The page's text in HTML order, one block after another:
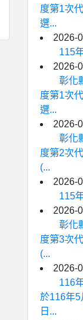
度第1次
選...
2026-
115
2026-
彰化
度第1次
選...
2026-
彰化
度第2次
(...
2026-
115
2026-
彰化
度第3次
(...
2026-
116
於116年5
日...